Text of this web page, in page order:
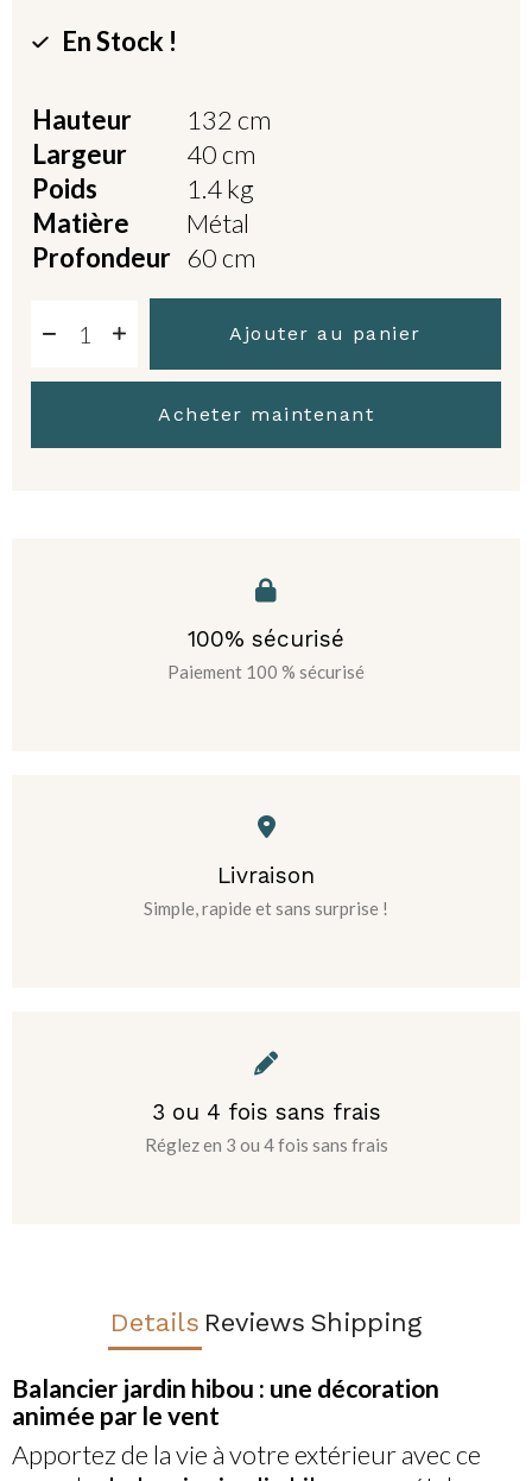
En Stock !
Hauteur
132 cm
Largeur
40 cm
Poids
1.4 kg
Matière
Métal
Profondeur 60 cm
Ajouter au panier
Acheter maintenant
100% sécurisé
Paiement 100 % sécurisé
Livraison
Simple, rapide et sans surprise !
3 ou 4 fois sans frais
Réglez en 3 ou 4 fois sans frais
Details Reviews Shipping
Balancier jardin hibou : une décoration
animée par le vent
Apportez de la vie à votre extérieur avec ce